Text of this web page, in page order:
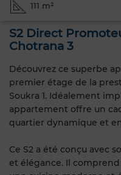
111 m²
S2 Direct
Chotrana 3
Découvrez ce superbe
premier étage de la
Soukra 1. Idéalement
appartement offre un
quartier dynamique et
Ce S2 a été conçu avec
et élégance. Il